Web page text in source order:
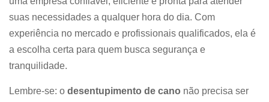
suas necessidades a qualquer hora do dia. Com
experiência no mercado e profissionais qualificados, ela é
a escolha certa para quem busca segurança e
tranquilidade.
Lembre-se: o desentupimento de cano não precisa ser